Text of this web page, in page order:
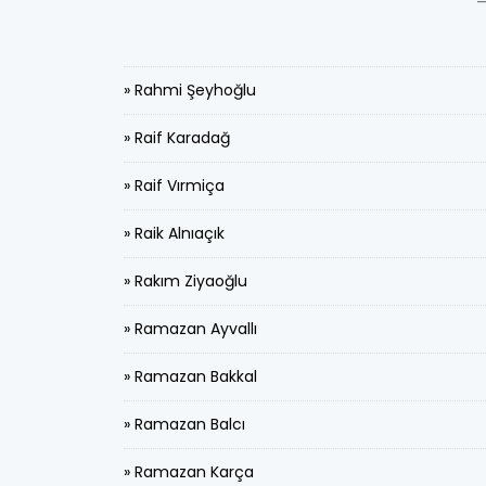
» Rahmi Şeyhoğlu
» Raif Karadağ
» Raif Vırmiça
» Raik Alnıaçık
» Rakım Ziyaoğlu
» Ramazan Ayvallı
» Ramazan Bakkal
» Ramazan Balcı
» Ramazan Karça